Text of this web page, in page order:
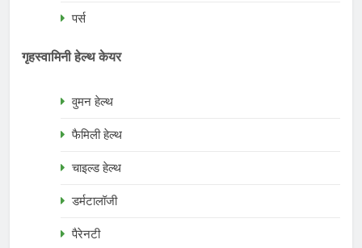
पर्स
गृहस्वामिनी हेल्थ केयर
वुमन हेल्थ
फैमिली हेल्थ
चाइल्ड हेल्थ
डर्मटालॉजी
पैरेनटी